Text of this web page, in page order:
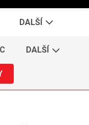
DALŠÍ
DALŠÍ